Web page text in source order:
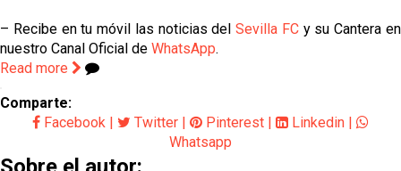
– Recibe en tu móvil las noticias delSevilla FCy su Cantera en
nuestro Canal Oficial de WhatsApp.
Read more
Comparte:
Facebook
Twitter Pinterest Linkedin
Whatsapp